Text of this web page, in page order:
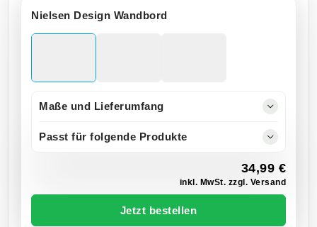
Nielsen Design Wandbord
Maße und Lieferumfang
Passt für folgende Produkte
34,99 €
inkl. MwSt. zzgl. Versand
Jetzt bestellen